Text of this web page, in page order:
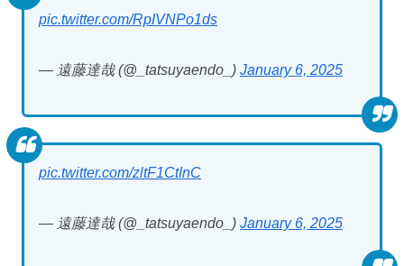
pic.twitter.com/RpIVNPo1ds
— 遠藤達哉 (@_tatsuyaendo_) January 6, 2025
pic.twitter.com/zltF1CtInC
— 遠藤達哉 (@_tatsuyaendo_) January 6, 2025